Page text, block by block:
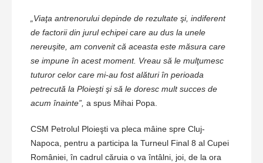
„Viaţa antrenorului depinde de rezultate şi, indiferent
de factorii din jurul echipei care au dus la unele
nereuşite, am convenit că aceasta este măsura care
se impune în acest moment. Vreau să le mulţumesc
tuturor celor care mi-au fost alături în perioada
petrecută la Ploieşti şi să le doresc mult succes de
acum înainte”, a spus Mihai Popa.
CSM Petrolul Ploieşti va pleca mâine spre Cluj-
Napoca, pentru a participa la Turneul Final 8 al Cupei
României, în cadrul căruia o va întâlni, joi, de la ora